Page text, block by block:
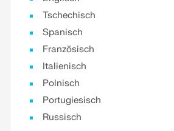
Tschechisch
Spanisch
Französisch
Italienisch
Polnisch
Portugiesisch
Russisch